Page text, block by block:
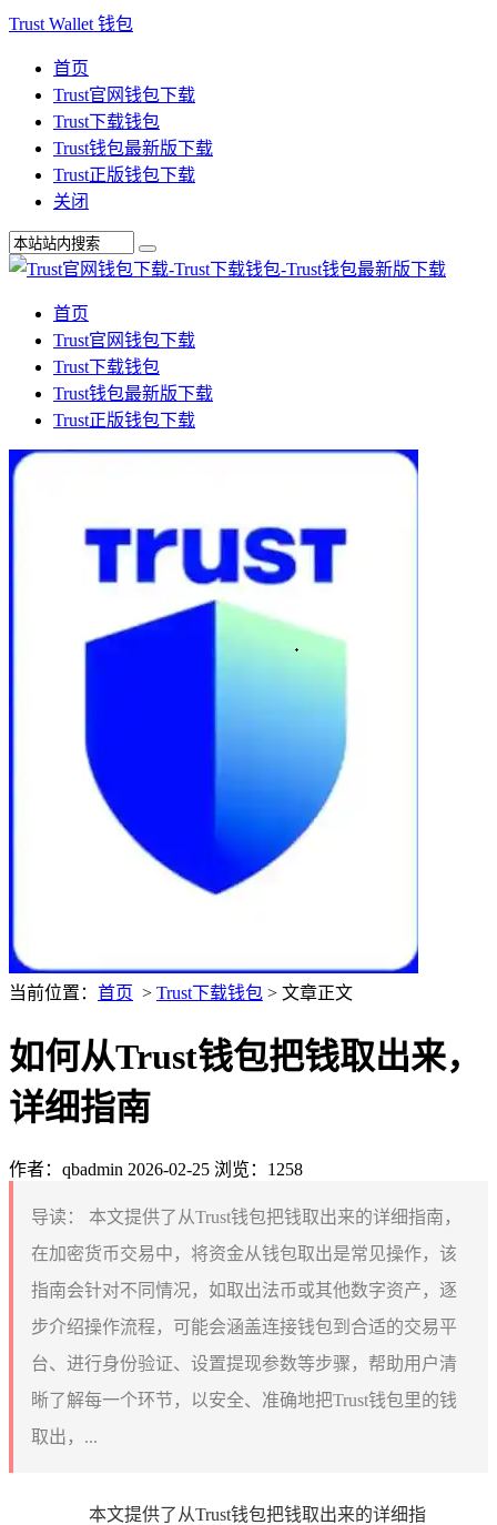
Trust Wallet 钱包
首页
Trust官网钱包下载
Trust下载钱包
Trust钱包最新版下载
Trust正版钱包下载
关闭
首页
Trust官网钱包下载
Trust下载钱包
Trust钱包最新版下载
Trust正版钱包下载
当前位置： 首页 > Trust下载钱包 > 文章正文
如何从Trust钱包把钱取出来，
详细指南
作者：qbadmin 2026-02-25 浏览：1258
导读：
本文提供了从Trust钱包把钱取出来的详细指南，
在加密货币交易中，将资金从钱包取出是常见操作，该
指南会针对不同情况，如取出法币或其他数字资产，逐
步介绍操作流程，可能会涵盖连接钱包到合适的交易平
台、进行身份验证、设置提现参数等步骤，帮助用户清
晰了解每一个环节，以安全、准确地把Trust钱包里的钱
取出，...
本文提供了从Trust钱包把钱取出来的详细指